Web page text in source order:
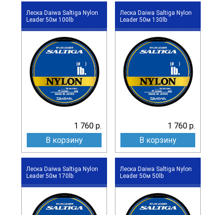
Леска Daiwa Saltiga Nylon
Leader 50м 100lb
1 760 р.
В корзину
Леска Daiwa Saltiga Nylon
Leader 50м 130lb
1 760 р.
В корзину
Леска Daiwa Saltiga Nylon
Leader 50м 170lb
Леска Daiwa Saltiga Nylon
Leader 50м 50lb